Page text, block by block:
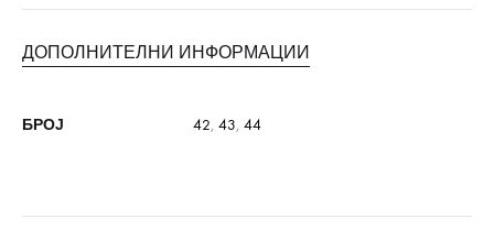
ДОПОЛНИТЕЛНИ ИНФОРМАЦИИ
БРОЈ 42, 43, 44